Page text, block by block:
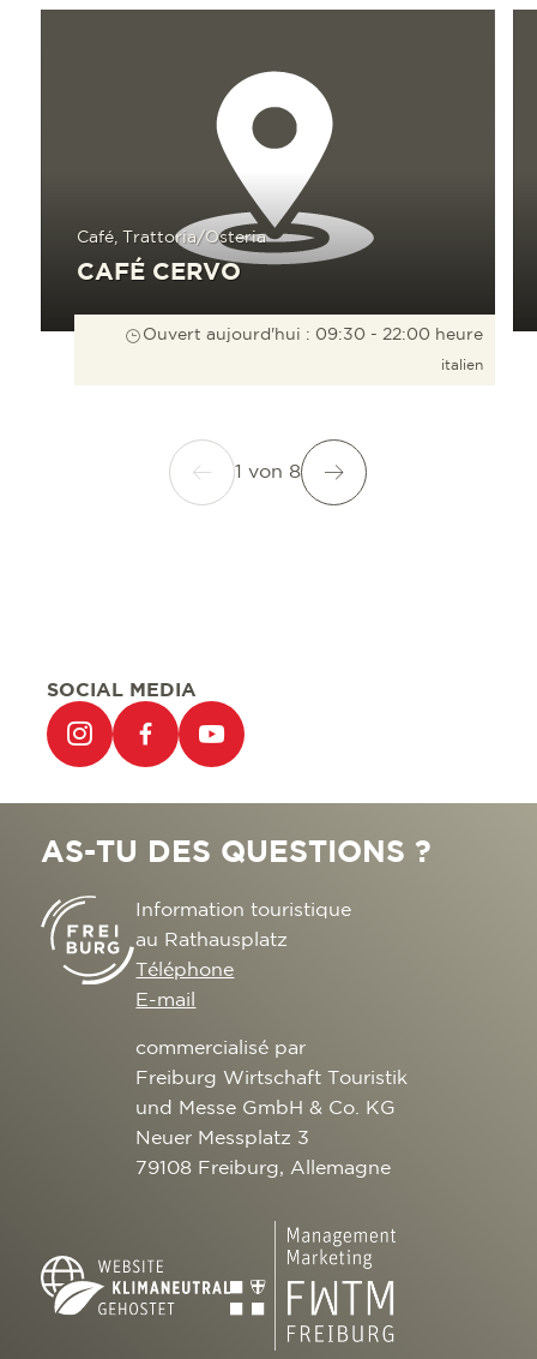
Café, Trattoria/Osteria
CAFÉ CERVO
Ouvert aujourd'hui : 09:30 - 22:00 heure
italien
1 von 8
SOCIAL MEDIA
AS-TU DES QUESTIONS ?
Information touristique
au Rathausplatz
Téléphone
E-mail
commercialisé par
Freiburg Wirtschaft Touristik
und Messe GmbH & Co. KG
Neuer Messplatz 3
79108 Freiburg, Allemagne